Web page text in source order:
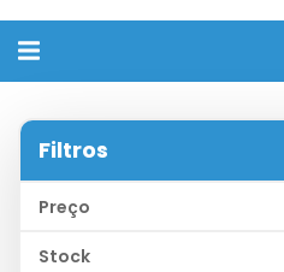
Alternar
navegação
Filtros
Preço
Stock